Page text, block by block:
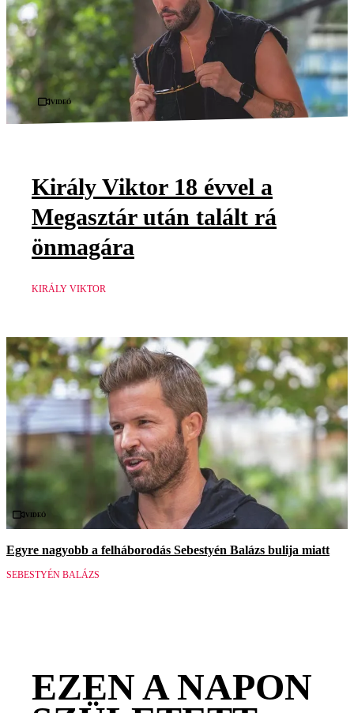
Videó
Király Viktor 18 évvel a
Megasztár után talált rá
önmagára
KIRÁLY VIKTOR
Videó
Egyre nagyobb a felháborodás Sebestyén Balázs bulija miatt
SEBESTYÉN BALÁZS
EZEN A NAPON